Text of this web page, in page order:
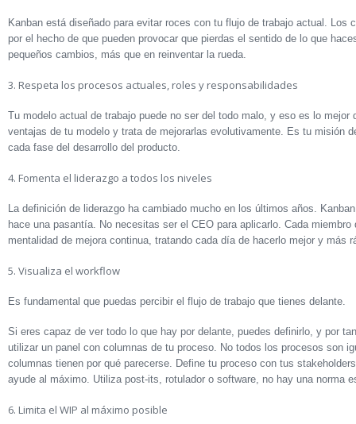
Kanban está diseñado para evitar roces con tu flujo de trabajo actual. Los
por el hecho de que pueden provocar que pierdas el sentido de lo que
pequeños cambios, más que en reinventar la rueda.
3. Respeta los procesos actuales, roles y responsabilidades
Tu modelo actual de trabajo puede no ser del todo malo, y eso es lo mejor
ventajas de tu modelo y trata de mejorarlas evolutivamente. Es tu misión
cada fase del desarrollo del producto.
4. Fomenta el liderazgo a todos los niveles
La definición de liderazgo ha cambiado mucho en los últimos años.
hace una pasantía. No necesitas ser el CEO para aplicarlo. Cada miembro
mentalidad de mejora continua, tratando cada día de hacerlo mejor y más
5. Visualiza el workflow
Es fundamental que puedas percibir el flujo de trabajo que tienes delante.
Si eres capaz de ver todo lo que hay por delante, puedes definirlo, y por
utilizar un panel con columnas de tu proceso. No todos los procesos son
columnas tienen por qué parecerse. Define tu proceso con tus
ayude al máximo. Utiliza post-its, rotulador o software, no hay una norma
6. Limita el WIP al máximo posible